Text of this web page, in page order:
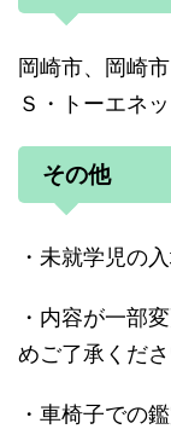
岡崎市、岡崎
Ｓ・トーエネ
その他
・未就学児の
・内容が一部
めご了承くださ
・車椅子での